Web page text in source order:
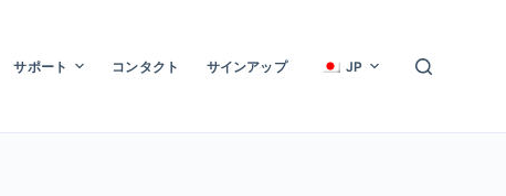
サポート コンタクト サインアップ JP